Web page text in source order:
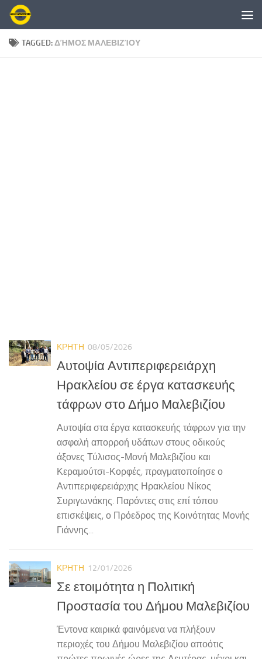
Skip to content
TAGGED:ΔΉΜΟΣ ΜΑΛΕΒΙΖΊΟΥ
ΚΡΗΤΗ 08/05/2026
Αυτοψία Αντιπεριφερειάρχη
Ηρακλείου σε έργα κατασκευής
τάφρων στο Δήμο Μαλεβιζίου
Αυτοψία στα έργα κατασκευής τάφρων για την
ασφαλή απορροή υδάτων στους οδικούς
άξονες Τύλισος-Μονή Μαλεβιζίου και
Κεραμούτσι-Κορφές, πραγματοποίησε ο
Αντιπεριφερειάρχης Ηρακλείου Νίκος
Συριγωνάκης. Παρόντες στις επί τόπου
επισκέψεις, ο Πρόεδρος της Κοινότητας Μονής
Γιάννης...
ΚΡΗΤΗ 12/01/2026
Σε ετοιμότητα η Πολιτική
Προστασία του Δήμου Μαλεβιζίου
Έντονα καιρικά φαινόμενα να πλήξουν
περιοχές του Δήμου Μαλεβιζίου αποότις